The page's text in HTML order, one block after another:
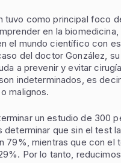
tuvo como principal foco
en la
el mundo científico con
del doctor González,
a prevenir y evitar
indeterminados, es
malignos.
un estudio de 300
determinar que sin el test
79%, mientras que con el
Por lo tanto,